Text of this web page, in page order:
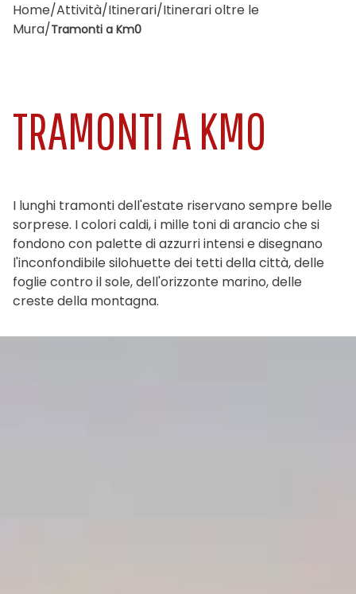
Home/Attività/Itinerari/Itinerari oltre le
Mura/Tramonti a Km0
TRAMONTI A KM0
I lunghi tramonti dell'estate riservano sempre belle
sorprese. I colori caldi, i mille toni di arancio che si
fondono con palette di azzurri intensi e disegnano
l'inconfondibile silohuette dei tetti della città, delle
foglie contro il sole, dell'orizzonte marino, delle
creste della montagna.